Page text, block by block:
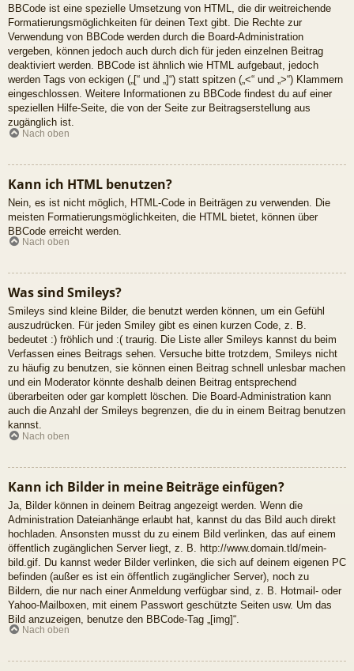
BBCode ist eine spezielle Umsetzung von HTML, die dir weitreichende
Formatierungsmöglichkeiten für deinen Text gibt. Die Rechte zur
Verwendung von BBCode werden durch die Board-Administration
vergeben, können jedoch auch durch dich für jeden einzelnen Beitrag
deaktiviert werden. BBCode ist ähnlich wie HTML aufgebaut, jedoch
werden Tags von eckigen („[“ und „]“) statt spitzen („<“ und „>“) Klammern
eingeschlossen. Weitere Informationen zu BBCode findest du auf einer
speziellen Hilfe-Seite, die von der Seite zur Beitragserstellung aus
zugänglich ist.
Nach oben
Kann ich HTML benutzen?
Nein, es ist nicht möglich, HTML-Code in Beiträgen zu verwenden. Die
meisten Formatierungsmöglichkeiten, die HTML bietet, können über
BBCode erreicht werden.
Nach oben
Was sind Smileys?
Smileys sind kleine Bilder, die benutzt werden können, um ein Gefühl
auszudrücken. Für jeden Smiley gibt es einen kurzen Code, z. B.
bedeutet :) fröhlich und :( traurig. Die Liste aller Smileys kannst du beim
Verfassen eines Beitrags sehen. Versuche bitte trotzdem, Smileys nicht
zu häufig zu benutzen, sie können einen Beitrag schnell unlesbar machen
und ein Moderator könnte deshalb deinen Beitrag entsprechend
überarbeiten oder gar komplett löschen. Die Board-Administration kann
auch die Anzahl der Smileys begrenzen, die du in einem Beitrag benutzen
kannst.
Nach oben
Kann ich Bilder in meine Beiträge einfügen?
Ja, Bilder können in deinem Beitrag angezeigt werden. Wenn die
Administration Dateianhänge erlaubt hat, kannst du das Bild auch direkt
hochladen. Ansonsten musst du zu einem Bild verlinken, das auf einem
öffentlich zugänglichen Server liegt, z. B. http://www.domain.tld/mein-
bild.gif. Du kannst weder Bilder verlinken, die sich auf deinem eigenen PC
befinden (außer es ist ein öffentlich zugänglicher Server), noch zu
Bildern, die nur nach einer Anmeldung verfügbar sind, z. B. Hotmail- oder
Yahoo-Mailboxen, mit einem Passwort geschützte Seiten usw. Um das
Bild anzuzeigen, benutze den BBCode-Tag „[img]“.
Nach oben